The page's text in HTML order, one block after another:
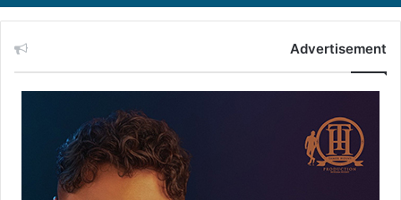
Advertisement